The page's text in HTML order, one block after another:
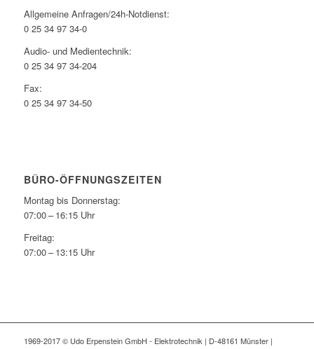
Allgemeine Anfragen/24h-Notdienst:
0 25 34 97 34-0
Audio- und Medientechnik:
0 25 34 97 34-204
Fax:
0 25 34 97 34-50
BÜRO-ÖFFNUNGSZEITEN
Montag bis Donnerstag:
07:00 – 16:15 Uhr
Freitag:
07:00 – 13:15 Uhr
1969-2017 © Udo Erpenstein GmbH - Elektrotechnik | D-48161 Münster |